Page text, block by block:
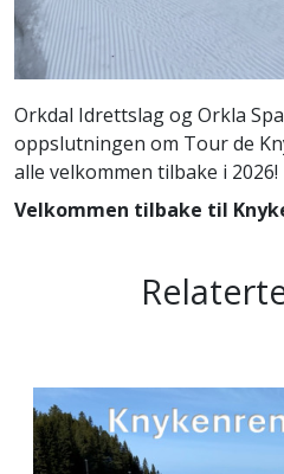
Orkdal Idrettslag og Orkla
oppslutningen om Tour de
alle velkommen tilbake i 2026!
Velkommen tilbake til